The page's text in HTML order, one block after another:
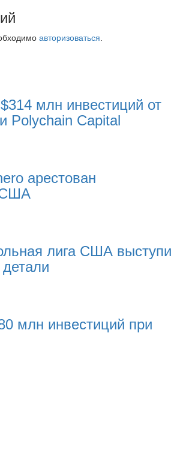
авторизоваться.
млн инвестиций от
Polychain Capital
арестован
США
лига США
млн инвестиций при